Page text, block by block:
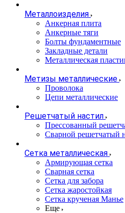
Металлоизделия
Анкерная плита
Анкерные тяги
Болты фундаментные
Закладные детали
Металлическая
Метизы металлические
Проволока
Цепи металлические
Решетчатый настил
Прессованный
Сварной решетчатый
Сетка металлическая
Армирующая сетка
Сварная сетка
Сетка для забора
Сетка жаростойкая
Сетка крученая Манье
Еще